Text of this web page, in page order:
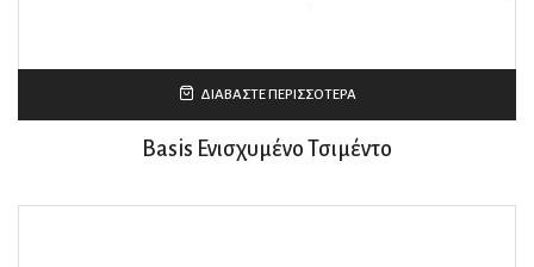
ΔΙΑΒΆΣΤΕ ΠΕΡΙΣΣΌΤΕΡΑ
Basis Ενισχυμένο Τσιμέντο